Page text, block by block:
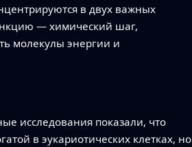
в двух важных
— химический шаг,
молекулы энергии и
исследования показали, что
в эукариотических клетках, но